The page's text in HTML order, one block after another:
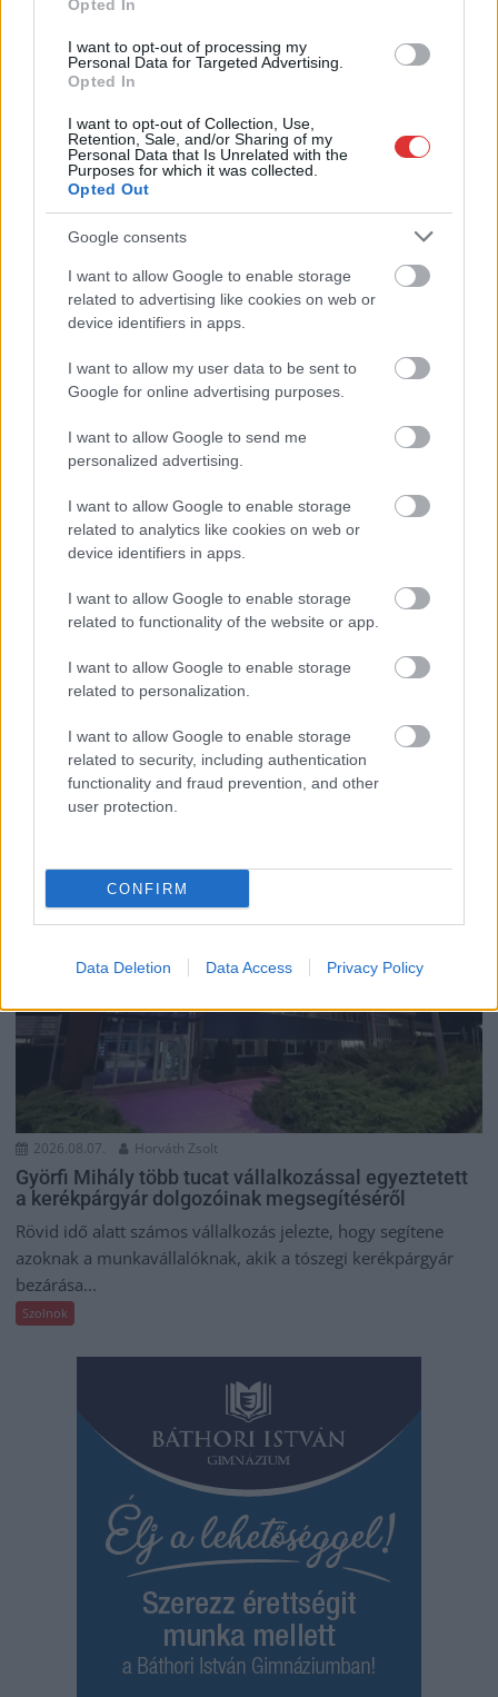
Opted In
I want to opt-out of processing my
Personal Data for Targeted Advertising.
Opted In
I want to opt-out of Collection, Use,
Retention, Sale, and/or Sharing of my
Personal Data that Is Unrelated with the
Purposes for which it was collected.
Opted Out
Google consents
I want to allow Google to enable storage
related to advertising like cookies on web or
device identifiers in apps.
I want to allow my user data to be sent to
Google for online advertising purposes.
I want to allow Google to send me
personalized advertising.
I want to allow Google to enable storage
related to analytics like cookies on web or
device identifiers in apps.
I want to allow Google to enable storage
related to functionality of the website or app.
I want to allow Google to enable storage
related to personalization.
I want to allow Google to enable storage
related to security, including authentication
functionality and fraud prevention, and other
user protection.
CONFIRM
Data Deletion Data Access Privacy Policy
2026.08.07.
Szolnokon egy kulcsfontosságú körforgalmat
részlegesen lezárnak a napokban, a közlekedés az
átlagost is meghaladó mértékben lebénul
Az aszfalt olyan nagymértékben károsodott, hogy már
2026.08.07. Farkas András
Ön szerint hogy készül a hamisítatlan szolnoki
habos isler?
szeretnek, és amelyet sokan ma is próbálnak otthon
újraalkotni....
2026.08.07. Horváth Zsolt
Györfi Mihály több tucat vállalkozással egyeztetett
a kerékpárgyár dolgozóinak megsegítéséről
Rövid idő alatt számos vállalkozás jelezte, hogy segítene
azoknak a munkavállalóknak, akik a tószegi kerékpárgyár
bezárása...
Szolnok